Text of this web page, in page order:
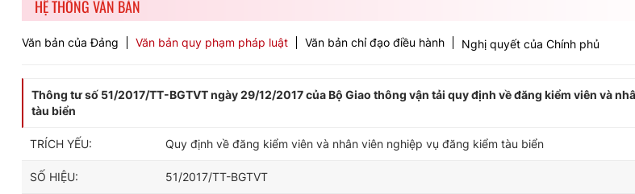
HỆ THỐNG VĂN BẢN
Văn bản của Đảng Văn bản quy phạm pháp luật Văn bản chỉ đạo điều hành Nghị quyết của Chính phủ
Thông tư số 51/2017/TT-BGTVT ngày 29/12/2017 của Bộ Giao thông vận tải quy định về đăng kiểm viên và
tàu biển
TRÍCH YẾU: Quy định về đăng kiểm viên và nhân viên nghiệp vụ đăng kiểm tàu biển
SỐ HIỆU: 51/2017/TT-BGTVT